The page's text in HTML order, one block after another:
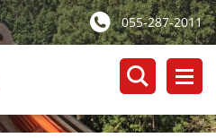
055-287-2011